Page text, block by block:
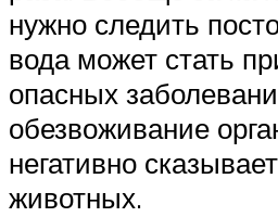
нужно следить
вода может стать
опасных
обезвоживание
негативно
животных.